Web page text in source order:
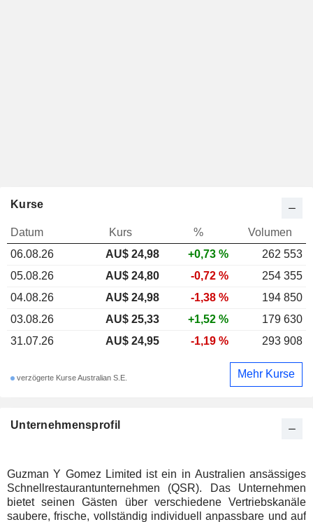
Unternehmensprofil
Guzman Y Gomez Limited ist ein in Australien ansässiges
Schnellrestaurantunternehmen (QSR). Das Unternehmen
bietet seinen Gästen über verschiedene Vertriebskanäle
saubere, frische, vollständig individuell anpassbare und auf
Kurse
Datum Kurs %
Volumen
06.08.26
AU$ 24,98 +0,73 %
262 553
05.08.26
AU$ 24,80 -0,72 %
254 355
04.08.26
AU$ 24,98 -1,38 %
194 850
03.08.26
AU$ 25,33 +1,52 %
179 630
31.07.26
AU$ 24,95 -1,19 % 293 908
verzögerte Kurse Australian S.E. Mehr Kurse